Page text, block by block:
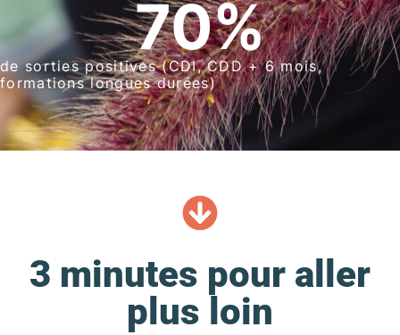
de sorties positives (CDI, CDD + 6 mois,
formations longues durées)
70%
3 minutes pour aller
plus loin